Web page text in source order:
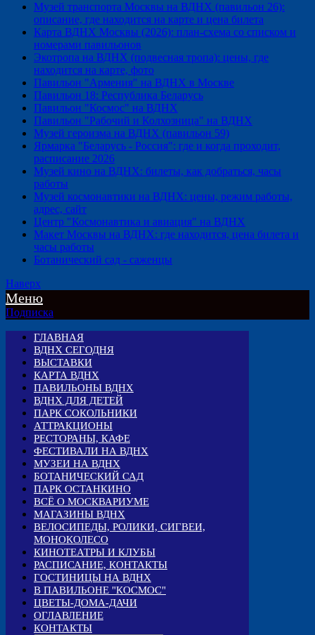
Музей транспорта Москвы на ВДНХ (павильон 26):
описание, где находится на карте и цена билета
Карта ВДНХ Москвы (2026): план-схема со списком и
номерами павильонов
Экотропа на ВДНХ (подвесная тропа): цены, где
находится на карте, фото
Павильон "Армения" на ВДНХ в Москве
Павильон 18: Республика Беларусь
Павильон "Космос" на ВДНХ
Павильон "Рабочий и Колхозница" на ВДНХ
Музей героизма на ВДНХ (павильон 59)
Ярмарка "Беларусь - Россия": где и когда проходит,
расписание 2026
Музей кино на ВДНХ: билеты, как добраться, часы
работы
Музей космонавтики на ВДНХ: цены, режим работы,
адрес, сайт
Центр "Космонавтика и авиация" на ВДНХ
Макет Москвы на ВДНХ: где находится, цена билета и
часы работы
Ботанический сад - саженцы
Наверх
Меню
Подписка
ГЛАВНАЯ
ВДНХ СЕГОДНЯ
ВЫСТАВКИ
КАРТА ВДНХ
ПАВИЛЬОНЫ ВДНХ
ВДНХ ДЛЯ ДЕТЕЙ
ПАРК СОКОЛЬНИКИ
АТТРАКЦИОНЫ
РЕСТОРАНЫ, КАФЕ
ФЕСТИВАЛИ НА ВДНХ
МУЗЕИ НА ВДНХ
БОТАНИЧЕСКИЙ САД
ПАРК ОСТАНКИНО
ВСЁ О МОСКВАРИУМЕ
МАГАЗИНЫ ВДНХ
ВЕЛОСИПЕДЫ, РОЛИКИ, СИГВЕИ,
МОНОКОЛЕСО
КИНОТЕАТРЫ И КЛУБЫ
РАСПИСАНИЕ, КОНТАКТЫ
ГОСТИНИЦЫ НА ВДНХ
В ПАВИЛЬОНЕ "КОСМОС"
ЦВЕТЫ-ДОМА-ДАЧИ
ОГЛАВЛЕНИЕ
КОНТАКТЫ